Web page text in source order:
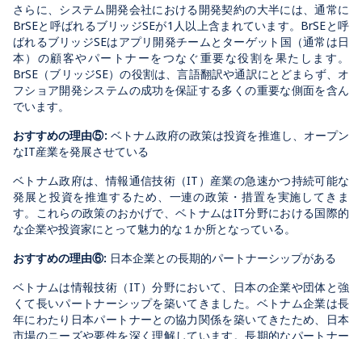
さらに、システム開発会社における開発契約の大半には、通常に
BrSEと呼ばれるブリッジSEが1人以上含まれています。BrSEと呼
ばれるブリッジSEはアプリ開発チームとターゲット国（通常は日
本）の顧客やパートナーをつなぐ重要な役割を果たします。
BrSE（ブリッジSE）の役割は、言語翻訳や通訳にとどまらず、オ
フショア開発システムの成功を保証する多くの重要な側面を含ん
でいます。
おすすめの理由⑤: ベトナム政府の政策は投資を推進し、オープン
なIT産業を発展させている
ベトナム政府は、情報通信技術（IT）産業の急速かつ持続可能な
発展と投資を推進するため、一連の政策・措置を実施してきま
す。これらの政策のおかげで、ベトナムはIT分野における国際的
な企業や投資家にとって魅力的な１か所となっている。
おすすめの理由⑥: 日本企業との長期的パートナーシップがある
ベトナムは情報技術（IT）分野において、日本の企業や団体と強
くて長いパートナーシップを築いてきました。ベトナム企業は長
年にわたり日本パートナーとの協力関係を築いてきたため、日本
市場のニーズや要件を深く理解しています。長期的なパートナー